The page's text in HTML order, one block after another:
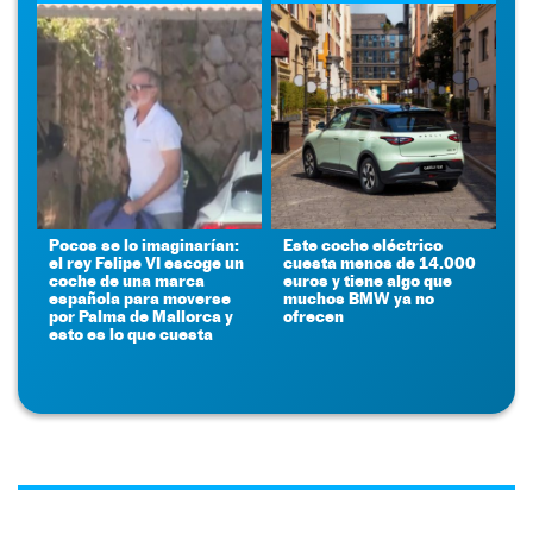
Pocos se lo imaginarían:
el rey Felipe VI escoge un
coche de una marca
española para moverse
por Palma de Mallorca y
esto es lo que cuesta
Este coche eléctrico
cuesta menos de 14.000
euros y tiene algo que
muchos BMW ya no
ofrecen